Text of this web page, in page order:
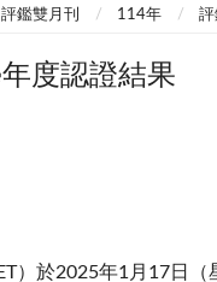
評鑑雙月刊 114年
年度認證結果
）於2025年1月17日